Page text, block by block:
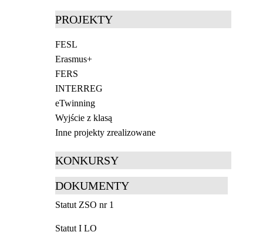
PROJEKTY
FESL
Erasmus+
FERS
INTERREG
eTwinning
Wyjście z klasą
Inne projekty zrealizowane
KONKURSY
DOKUMENTY
Statut ZSO nr 1
Statut I LO